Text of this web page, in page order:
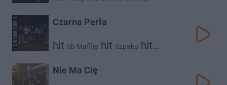
Czarna Perła
hit Sb Maffija hit Szpaku hit
Po Prostu Kajtek
Nie Ma Cię